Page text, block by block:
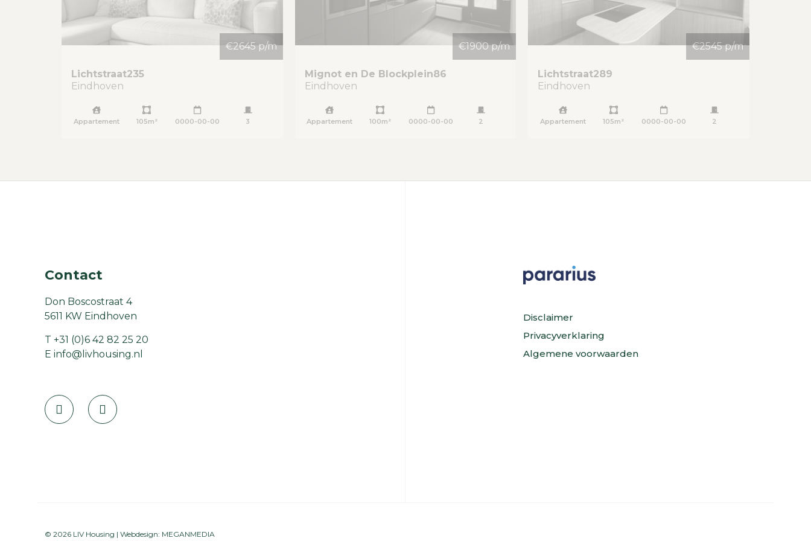
€2645 p/m
Lichtstraat235
Eindhoven
Appartement 105m² 0000-00-00 3
€1900 p/m
Mignot en De Blockplein86
Eindhoven
Appartement 100m² 0000-00-00 2
€2545 p/m
Lichtstraat289
Eindhoven
Appartement 105m² 0000-00-00 2
Contact
Don Boscostraat 4
5611 KW Eindhoven
T +31 (0)6 42 82 25 20
E info@livhousing.nl
Disclaimer
Privacyverklaring
Algemene voorwaarden
© 2026 LIV Housing | Webdesign: MEGANMEDIA